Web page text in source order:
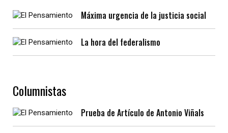
Máxima urgencia de la justicia social
La hora del federalismo
Columnistas
Prueba de Artículo de Antonio Viñals